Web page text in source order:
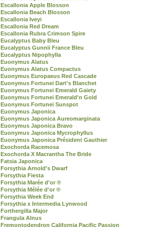
Escallonia Apple Blosson
Escallonia Beach Blosson
Escallonia Iveyi
Escallonia Red Dream
Escallonia Rubra Crimson Spire
Eucalyptus Baby Bleu
Eucalyptus Gunnii France Bleu
Eucalyptus Nipophylla
Euonymus Alatus
Euonymus Alatus Compactus
Euonymus Europaeus Red Cascade
Euonymus Fortunei Dart's Blanchet
Euonymus Fortunei Emerald Gaiety
Euonymus Fortunei Emerald'n Gold
Euonymus Fortuneï Sunspot
Euonymus Japonica
Euonymus Japonica Aureomarginata
Euonymus Japonica Bravo
Euonymus Japonica Mycrophyllus
Euonymus Japonica Président Gauthier
Exochorda Racemosa
Exochorda X Macrantha The Bride
Fatsia Japonica
Forsythia Arnold's Dwarf
Forsythia Fiesta
Forsythia Marée d'or ®
Forsythia Mélée d'or ®
Forsythia Week End
Forsythia x Intermedia Lynwood
Forthergilla Major
Frangula Alnus
Fremontodendron California Pacific Passion